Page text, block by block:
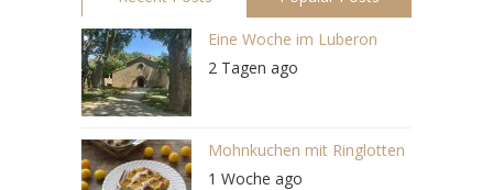
Eine Woche im Luberon
2 Tagen ago
Mohnkuchen mit Ringlotten
1 Woche ago